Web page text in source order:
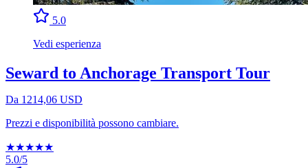
5.0
Vedi esperienza
Seward to Anchorage Transport Tour
Da 1214,06 USD
Prezzi e disponibilità possono cambiare.
★★★★★
5.0/5